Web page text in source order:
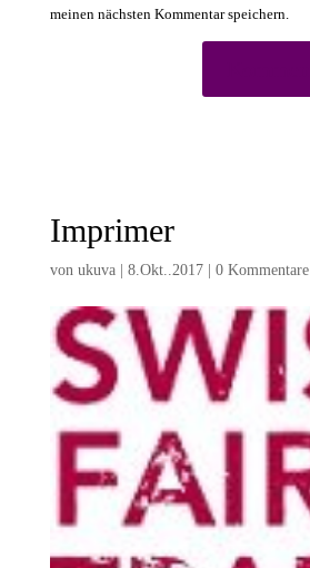
meinen nächsten Kommentar speichern.
Imprimer
von ukuva| 8.Okt..2017| 0 Kommentare